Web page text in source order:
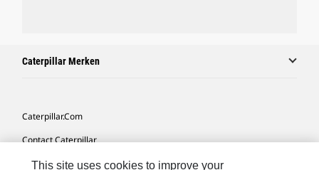
Caterpillar Merken
Caterpillar.com
Contact Caterpillar
Mijn Marketingvoorkeuren
This site uses cookies to improve your